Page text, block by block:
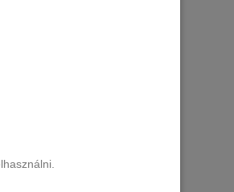
UV/LED gél lakk 5g Brown